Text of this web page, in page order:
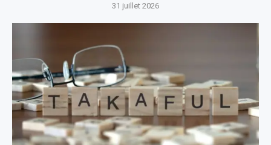
31 juillet 2026